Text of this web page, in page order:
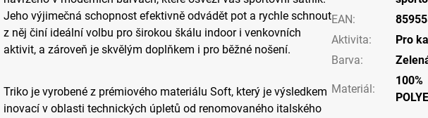
Jeho výjimečná schopnost efektivně odvádět pot a rychle schnout
z něj činí ideální volbu pro širokou škálu indoor i venkovních
aktivit, a zároveň je skvělým doplňkem i pro běžné nošení.
Triko je vyrobené z prémiového materiálu Soft, který je výsledkem
inovací v oblasti technických úpletů od renomovaného italského
EAN:
Aktivita:
Pro
Barva:
Materiál:
100%